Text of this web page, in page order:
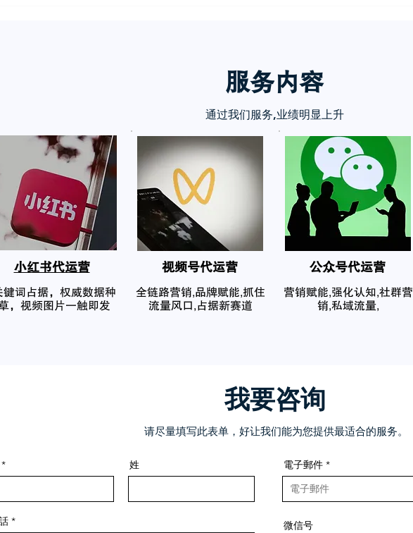
服务内容
通过我们服务,业绩明显上升
小红书代运营
键词占据，权威数据种
，视频图片一触即发
​视频号代运营
全链路营销,品牌赋能,抓住
流量风口,占据新赛道
公众号代运营
营销赋能,强化认知,社群营
销,私域流量,
我要咨询
请尽量填写此表单，好让我们能为您提供最适合的服务。
姓 電子郵件
微信号